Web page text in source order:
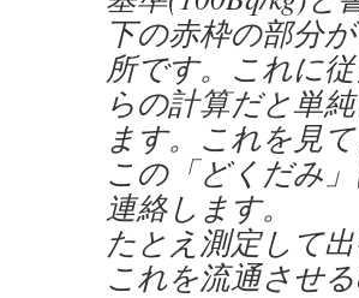
下の赤枠の部分
所です。これに
らの計算だと単
ます。これを見
この「どくだみ
連絡します。
たとえ測定して
これを流通させ